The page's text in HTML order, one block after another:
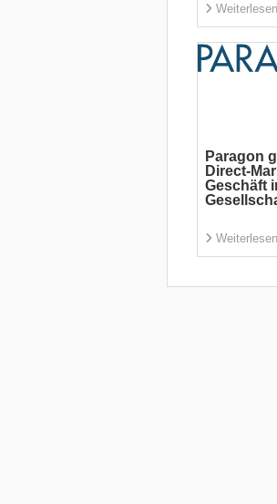
Weiterlesen
Paragon
Direct-
Geschäft
Weiterlesen